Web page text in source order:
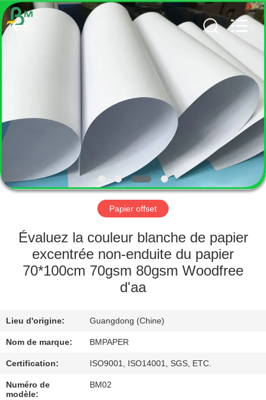
AU
DE
NOUS
VISITE
D'USINE
QUALITÉ
CONTACTEZ-
NOUS
GUANGZHOU
BMPAPER
CO.,
LTD..
All
Papier offset
Évaluez la couleur blanche de papier
excentrée non-enduite du papier
70*100cm 70gsm 80gsm Woodfree
d'aa
Lieu d'origine: Guangdong (Chine)
Nom de marque: BMPAPER
Certification: ISO9001, ISO14001, SGS, ETC.
Numéro de
modèle:
BM02